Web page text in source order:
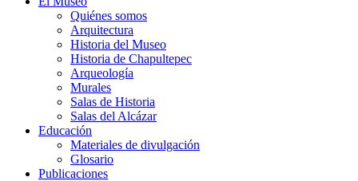
Quiénes somos
Arquitectura
Historia del Museo
Historia de Chapultepec
Arqueología
Murales
Salas de Historia
Salas del Alcázar
Educación
Materiales de divulgación
Glosario
Publicaciones